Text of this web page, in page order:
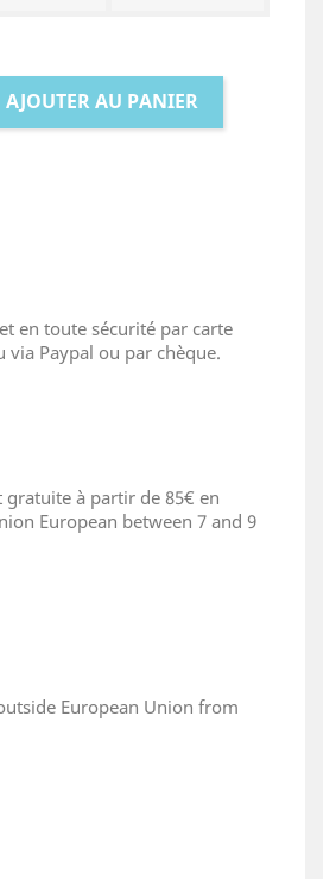
AJOUTER AU PANIER
en toute sécurité par carte
via Paypal ou par chèque.
gratuite à partir de 85€ en
European between 7 and 9
European Union from